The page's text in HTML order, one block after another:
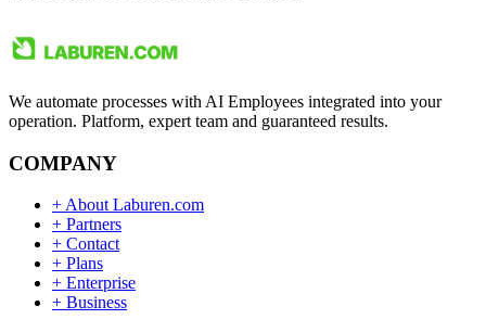
We automate processes with AI Employees integrated into your
operation. Platform, expert team and guaranteed results.
COMPANY
+ About Laburen.com
+ Partners
+ Contact
+ Plans
+ Enterprise
+ Business